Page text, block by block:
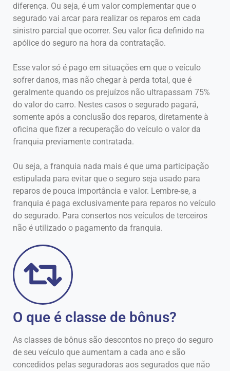
diferença. Ou seja, é um valor complementar que o
segurado vai arcar para realizar os reparos em cada
sinistro parcial que ocorrer. Seu valor fica definido na
apólice do seguro na hora da contratação.
Esse valor só é pago em situações em que o veículo
sofrer danos, mas não chegar à perda total, que é
geralmente quando os prejuízos não ultrapassam 75%
do valor do carro. Nestes casos o segurado pagará,
somente após a conclusão dos reparos, diretamente à
oficina que fizer a recuperação do veículo o valor da
franquia previamente contratada.
Ou seja, a franquia nada mais é que uma participação
estipulada para evitar que o seguro seja usado para
reparos de pouca importância e valor. Lembre-se, a
franquia é paga exclusivamente para reparos no veículo
do segurado. Para consertos nos veículos de terceiros
não é utilizado o pagamento da franquia.
O que é classe de bônus?
As classes de bônus são descontos no preço do seguro
de seu veículo que aumentam a cada ano e são
concedidos pelas seguradoras aos segurados que não